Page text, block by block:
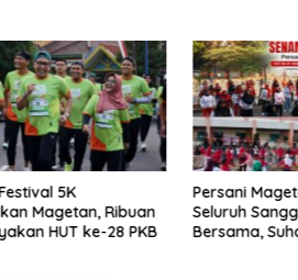
Satukan
Lewat Senam
Suhardi: Ini Wujud
P3-TGAI
Publik Tunggu
Periksa